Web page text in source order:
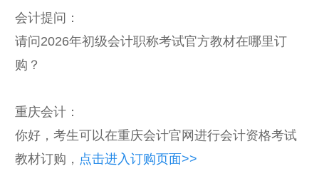
会计提问：
请问2026年初级会计职称考试官方教材在哪里订
购？
重庆会计：
你好，考生可以在重庆会计官网进行会计资格考试
教材订购， 点击进入订购页面>>